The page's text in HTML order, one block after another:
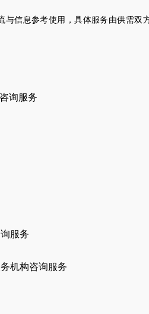
信息参考使用，具体服务由供需双
询服务
服务
机构咨询服务